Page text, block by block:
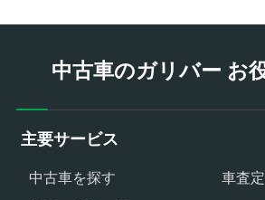
中古車のガリバー お
主要サービス
中古車を探す
車査